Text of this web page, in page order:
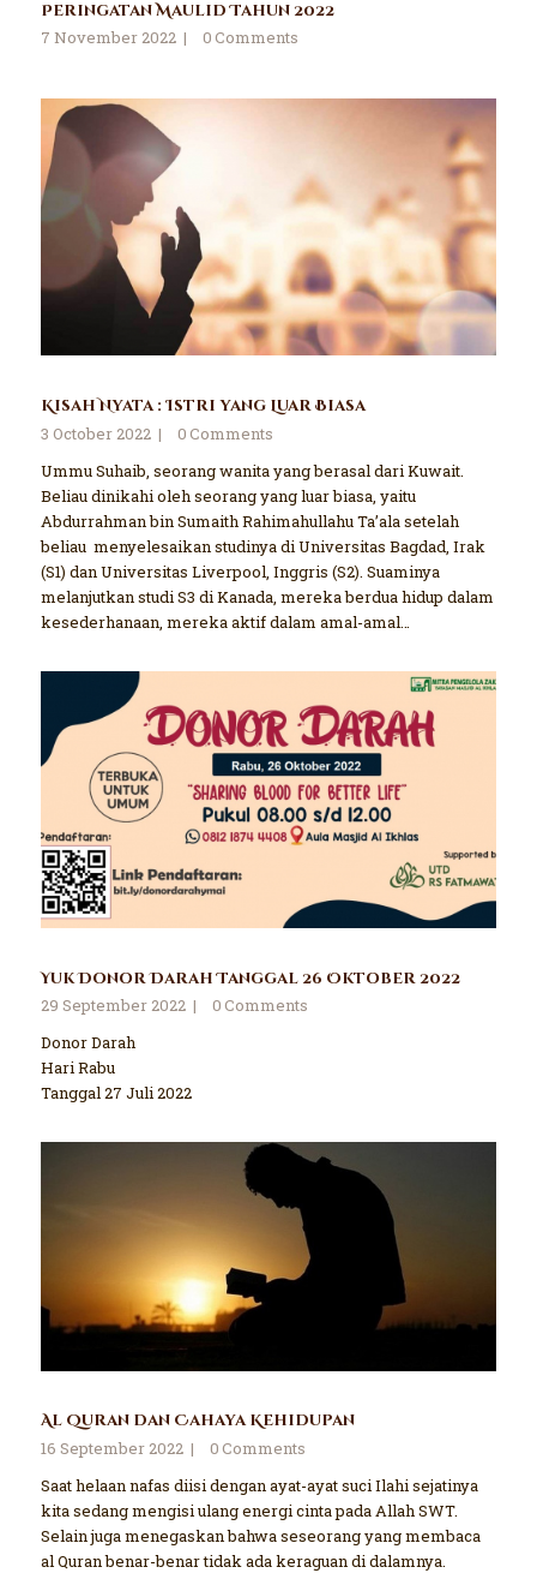
Peringatan Maulid Tahun 2022
7 November 2022
0Comments
Kisah Nyata : Istri yang Luar Biasa
3 October 2022
0Comments
Ummu Suhaib, seorang wanita yang berasal dari Kuwait.
Beliau dinikahi oleh seorang yang luar biasa, yaitu
Abdurrahman bin Sumaith Rahimahullahu Ta’ala setelah
beliau menyelesaikan studinya di Universitas Bagdad, Irak
(S1) dan Universitas Liverpool, Inggris (S2). Suaminya
melanjutkan studi S3 di Kanada, mereka berdua hidup dalam
kesederhanaan, mereka aktif dalam amal-amal…
Yuk Donor Darah Tanggal 26 Oktober 2022
29 September 2022
0Comments
Donor Darah
Hari Rabu
Tanggal 27 Juli 2022
Al Quran dan Cahaya Kehidupan
16 September 2022
0Comments
Saat helaan nafas diisi dengan ayat-ayat suci Ilahi sejatinya
kita sedang mengisi ulang energi cinta pada Allah SWT.
Selain juga menegaskan bahwa seseorang yang membaca
al Quran benar-benar tidak ada keraguan di dalamnya.